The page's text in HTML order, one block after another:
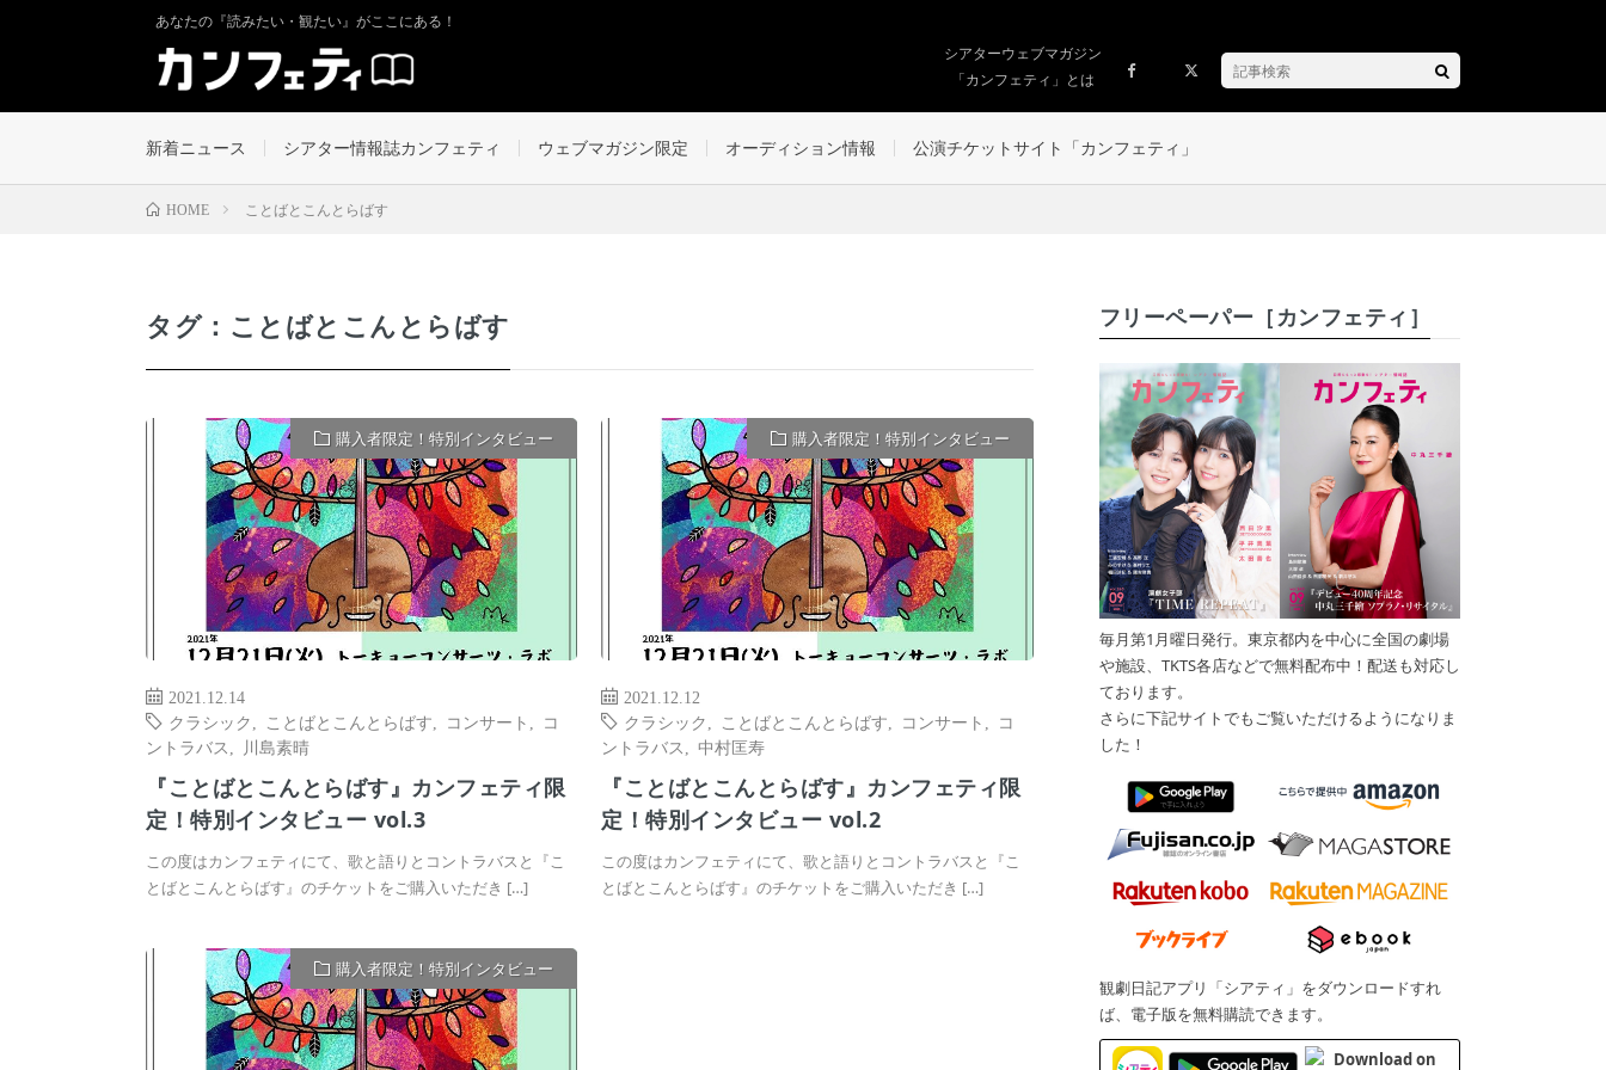
あなたの『読みたい・観たい』がここにある！
シアターウェブマガジン
「カンフェティ」とは
新着ニュース シアター情報誌カンフェティ ウェブマガジン限定 オーディション情報 公演チケットサイト「カンフェティ」
HOME ことばとこんとらばす
タグ：ことばとこんとらばす
購入者限定！特別インタビュー
2021.12.14
クラシック
ことばとこんとらばす コンサート
コ
ントラバス
川島素晴
『ことばとこんとらばす』カンフェティ限
定！特別インタビュー vol.3
この度はカンフェティにて、歌と語りとコントラバスと『こ
とばとこんとらばす』のチケットをご購入いただき […]
購入者限定！特別インタビュー
2021.12.12
クラシック
ことばとこんとらばす コンサート
コ
ントラバス
,中村匡寿
『ことばとこんとらばす』カンフェティ限
定！特別インタビュー vol.2
この度はカンフェティにて、歌と語りとコントラバスと『こ
とばとこんとらばす』のチケットをご購入いただき […]
購入者限定！特別インタビュー
フリーペーパー［カンフェティ］
毎月第1月曜日発行。東京都内を中心に全国の劇場
や施設、TKTS各店などで無料配布中！配送も対応し
ております。
さらに下記サイトでもご覧いただけるようになりま
した！
観劇日記アプリ「シアティ」をダウンロードすれ
ば、電子版を無料購読できます。